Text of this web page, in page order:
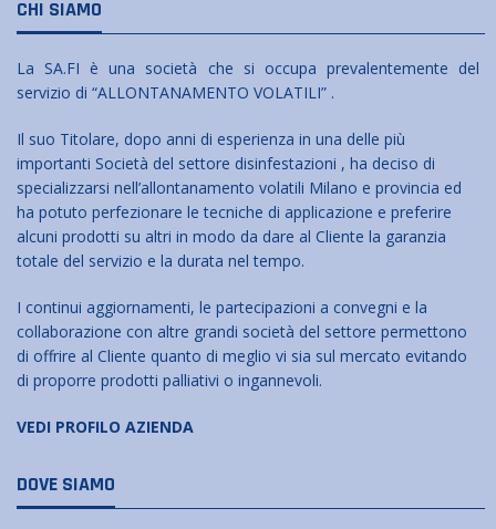
CHI SIAMO
La SA.FI è una società che si occupa prevalentemente del
servizio di “ALLONTANAMENTO VOLATILI” .
Il suo Titolare, dopo anni di esperienza in una delle più
importanti Società del settore disinfestazioni , ha deciso di
specializzarsi nell’allontanamento volatili Milano e provincia ed
ha potuto perfezionare le tecniche di applicazione e preferire
alcuni prodotti su altri in modo da dare al Cliente la garanzia
totale del servizio e la durata nel tempo.
I continui aggiornamenti, le partecipazioni a convegni e la
collaborazione con altre grandi società del settore permettono
di offrire al Cliente quanto di meglio vi sia sul mercato evitando
di proporre prodotti palliativi o ingannevoli.
VEDI PROFILO AZIENDA
DOVE SIAMO